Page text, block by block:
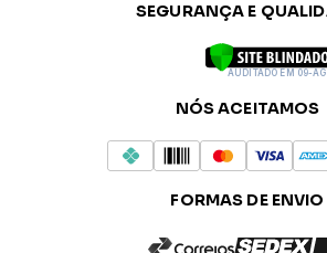
SEGURANÇA E
AUDITADO EM 09-
NÓS ACEITAMOS
FORMAS DE ENVIO